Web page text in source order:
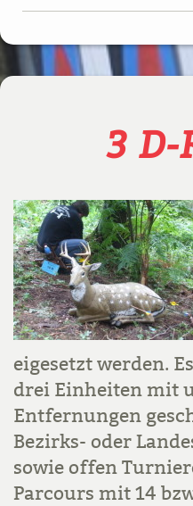
3 D-
eigesetzt werden.
drei Einheiten mit
Entfernungen
Bezirks- oder
sowie offen
Parcours mit 14